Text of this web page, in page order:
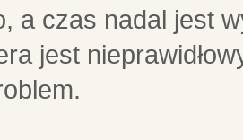
a czas nadal jest
jest